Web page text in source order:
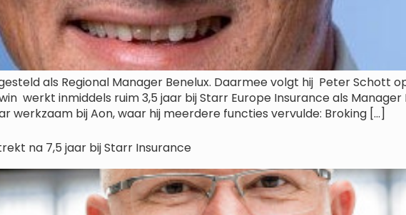
als Regional Manager Benelux. Daarmee volgt hij Peter Schott
werkt inmiddels ruim 3,5 jaar bij Starr Europe Insurance als
werkzaam bij Aon, waar hij meerdere functies vervulde: Broking […]
na 7,5 jaar bij Starr Insurance